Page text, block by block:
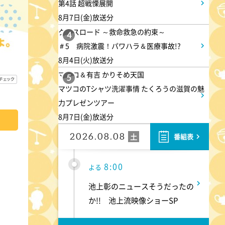
第4話 超戦慄展開
8月7日(金)放送分
4
クロスロード ～救命救急の約束～
＃5 病院激震！パワハラ＆医療事故!?
8月4日(火)放送分
5
マツコ＆有吉 かりそめ天国
マツコのTシャツ洗濯事情 たくろうの滋賀の魅
力プレゼンツアー
8月7日(金)放送分
2026.08.08 土 番組表
よる 6:00
人生の楽園 夏の1時間!ふるさ
と大好きスペシャル
よる 6:56
サンド&芦田愛菜の博士ちゃ
ん 伊藤沙莉が初参戦!!目利き
三択バトルSP
よる 8:00
池上彰のニュースそうだったの
か!! 池上流映像ショーSP